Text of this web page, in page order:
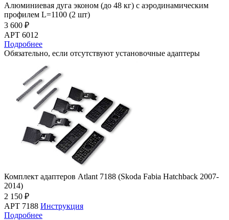
Алюминиевая дуга эконом (до 48 кг) с аэродинамическим
профилем L=1100 (2 шт)
3 600 ₽
АРТ 6012
Подробнее
Обязательно, если отсутствуют установочные адаптеры
Комплект адаптеров Atlant 7188 (Skoda Fabia Hatchback 2007-
2014)
2 150 ₽
АРТ 7188 Инструкция
Подробнее